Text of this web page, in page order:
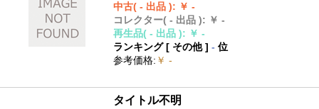
中古( - 出品 ): ￥ -
コレクター( - 出品 ): ￥ -
再生品( - 出品 ): ￥ -
ランキング [ その他]- 位
参考価格: ￥ -
タイトル不明